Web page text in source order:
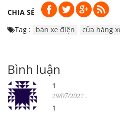
CHIA SẺ
Tag :
bán xe điện cửa hàng
Bình luận
1
29/07/2022 .
1